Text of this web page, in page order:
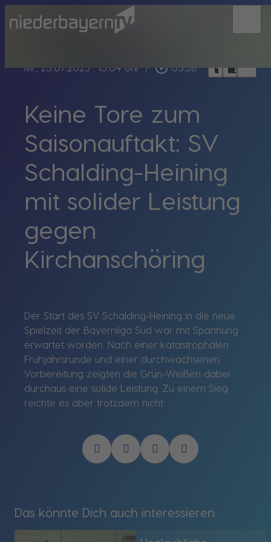
Mi., 23.07.2025 , 13:04 Uhr / play_circle_outline 03:58 headphoneschrome_reader_modebookmark_border
Keine Tore zum
Saisonauftakt: SV
Schalding-Heining
mit solider Leistung
gegen
Kirchanschöring
Der Start des SV Schalding-Heining in die neue
Spielzeit der Bayernliga Süd war mit Spannung
erwartet worden. Nach einer katastrophalen
Frühjahrsrunde und einer durchwachsenen
Vorbereitung zeigten die Grün-Weißen dabei
durchaus eine solide Leistung. Zu einem Sieg
reichte es aber trotzdem nicht.
Das könnte Dich auch interessieren